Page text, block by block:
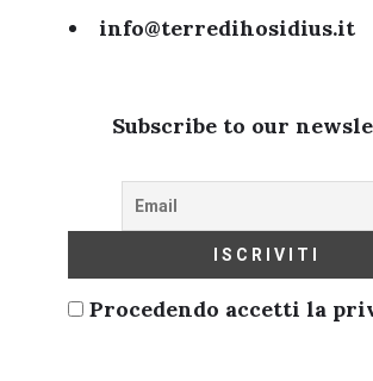
info@terredihosidius.it
Subscribe to our
Procedendo accetti la